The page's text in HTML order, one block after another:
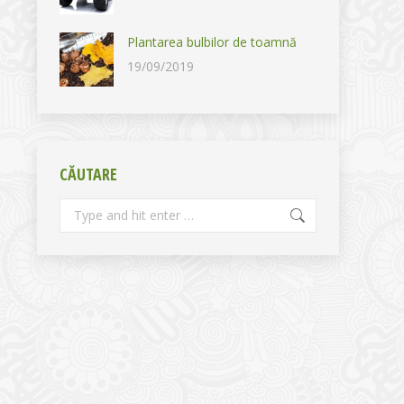
Plantarea bulbilor de toamnă
19/09/2019
CĂUTARE
Search: